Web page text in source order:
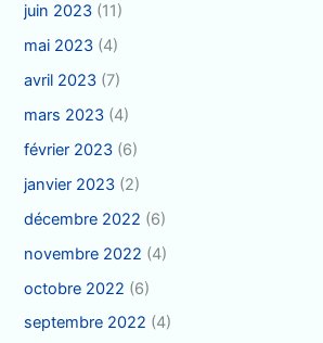
juin 2023 (11)
mai 2023 (4)
avril 2023 (7)
mars 2023 (4)
février 2023 (6)
janvier 2023 (2)
décembre 2022 (6)
novembre 2022 (4)
octobre 2022 (6)
septembre 2022 (4)